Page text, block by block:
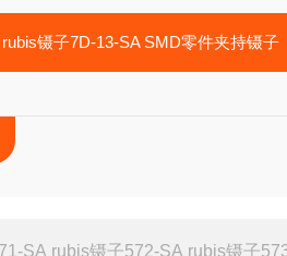
rubis镊子7D-13-SA SMD零件夹持镊子